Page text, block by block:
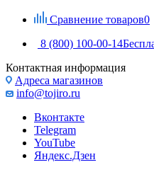
Сравнение товаров0
8 (800) 100-00-14
Контактная информация
Адреса магазинов
info@tojiro.ru
Вконтакте
Telegram
YouTube
Яндекс.Дзен